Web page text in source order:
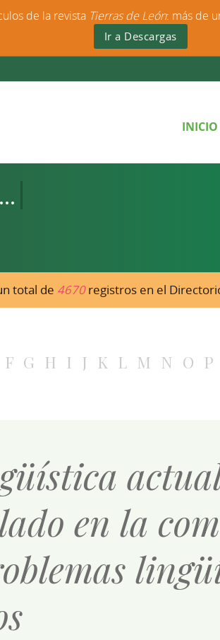
INICIO
total de 4670registros en el
F G H I J K L M N O P
en la
de la revista Tierras de León: más de
Ir a Descargas